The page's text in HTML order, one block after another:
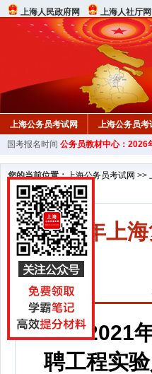
上海人民政府网 上海人社厅网
上海公务员考试网 上海公务员考
行测真题 在线咨询 教材中心
国考报名时间 公务员教材中心：2026
您的当前位置：上海公务员考试网 >>
2021年上
2021年上
聘工程实